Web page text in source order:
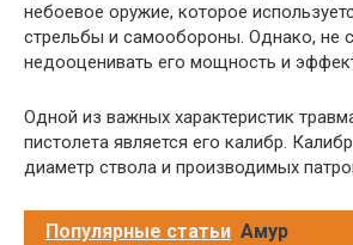
небоевое оружие, которое
стрельбы и самообороны. Однако, не
недооценивать его мощность и
Одной из важных характеристик
пистолета является его калибр.
диаметр ствола и производимых
Популярные статьи Амур